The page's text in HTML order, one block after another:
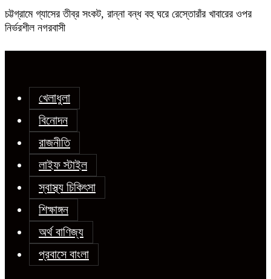
চট্টগ্রামে গ্যাসের তীব্র সংকট, রান্না বন্ধ বহু ঘরে রেস্তোরাঁর খাবারের ওপর
নির্ভরশীল নগরবাসী
খেলাধুলা
বিনোদন
রাজনীতি
লাইফ স্টাইল
স্বাস্থ্য চিকিৎসা
শিক্ষাঙ্গন
অর্থ বাণিজ্য
প্রবাসে বাংলা